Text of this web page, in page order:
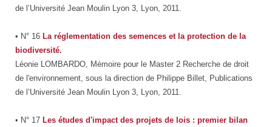
de l’Université Jean Moulin Lyon 3, Lyon, 2011.
• N° 16 La réglementation des semences et la protection de la
biodiversité.
Léonie LOMBARDO, Mémoire pour le Master 2 Recherche de droit
de l'environnement, sous la direction de Philippe Billet, Publications
de l’Université Jean Moulin Lyon 3, Lyon, 2011.
• N° 17 Les études d'impact des projets de lois : premier bilan